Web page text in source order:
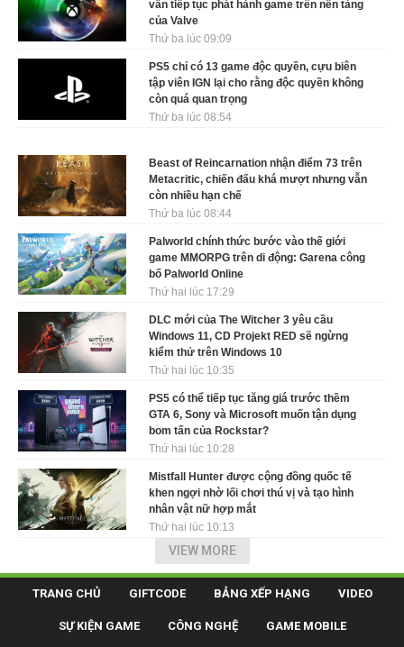
vẫn tiếp tục phát hành game trên nền tảng
của Valve
Thứ ba lúc 09:09
PS5 chỉ có 13 game độc quyền, cựu biên
tập viên IGN lại cho rằng độc quyền không
còn quá quan trọng
Thứ ba lúc 08:54
Beast of Reincarnation nhận điểm 73 trên
Metacritic, chiến đấu khá mượt nhưng vẫn
còn nhiều hạn chế
Thứ ba lúc 08:44
Palworld chính thức bước vào thế giới
game MMORPG trên di động: Garena công
bố Palworld Online
Thứ hai lúc 17:29
DLC mới của The Witcher 3 yêu cầu
Windows 11, CD Projekt RED sẽ ngừng
kiểm thử trên Windows 10
Thứ hai lúc 10:35
PS5 có thể tiếp tục tăng giá trước thềm
GTA 6, Sony và Microsoft muốn tận dụng
bom tấn của Rockstar?
Thứ hai lúc 10:28
Mistfall Hunter được cộng đồng quốc tế
khen ngợi nhờ lối chơi thú vị và tạo hình
nhân vật nữ hợp mắt
Thứ hai lúc 10:13
VIEW MORE
TRANG CHỦ GIFTCODE BẢNG XẾP HẠNG VIDEO
SỰ KIỆN GAME CÔNG NGHỆ GAME MOBILE